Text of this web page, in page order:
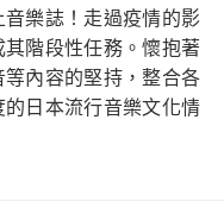
樂誌！走過疫情的影
階段性任務。懷抱著
內容的堅持，整合各
日本流行音樂文化情